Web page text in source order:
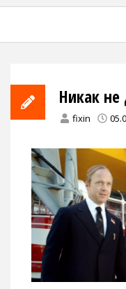
Никак
fixin